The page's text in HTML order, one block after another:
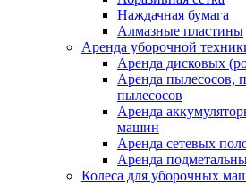
Наждачная бумага
Алмазные пластины
Аренда уборочной
Аренда дисковых
Аренда пылесосов,
пылесосов
Аренда
машин
Аренда сетевых
Аренда
Колеса для уборочных